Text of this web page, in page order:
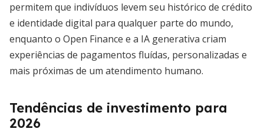
permitem que indivíduos levem seu histórico de crédito
e identidade digital para qualquer parte do mundo,
enquanto o Open Finance e a IA generativa criam
experiências de pagamentos fluídas, personalizadas e
mais próximas de um atendimento humano.
Tendências de investimento para
2026